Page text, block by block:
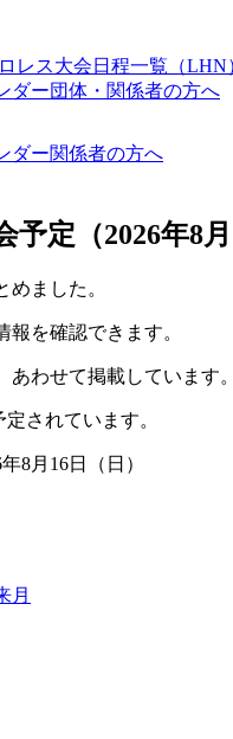
レス大会日程一覧（LHN
ダー団体・関係者の方へ
ダー関係者の方へ
定（2026年8月
ました。
を確認できます。
わせて掲載しています。
されています。
8月16日（日）
月